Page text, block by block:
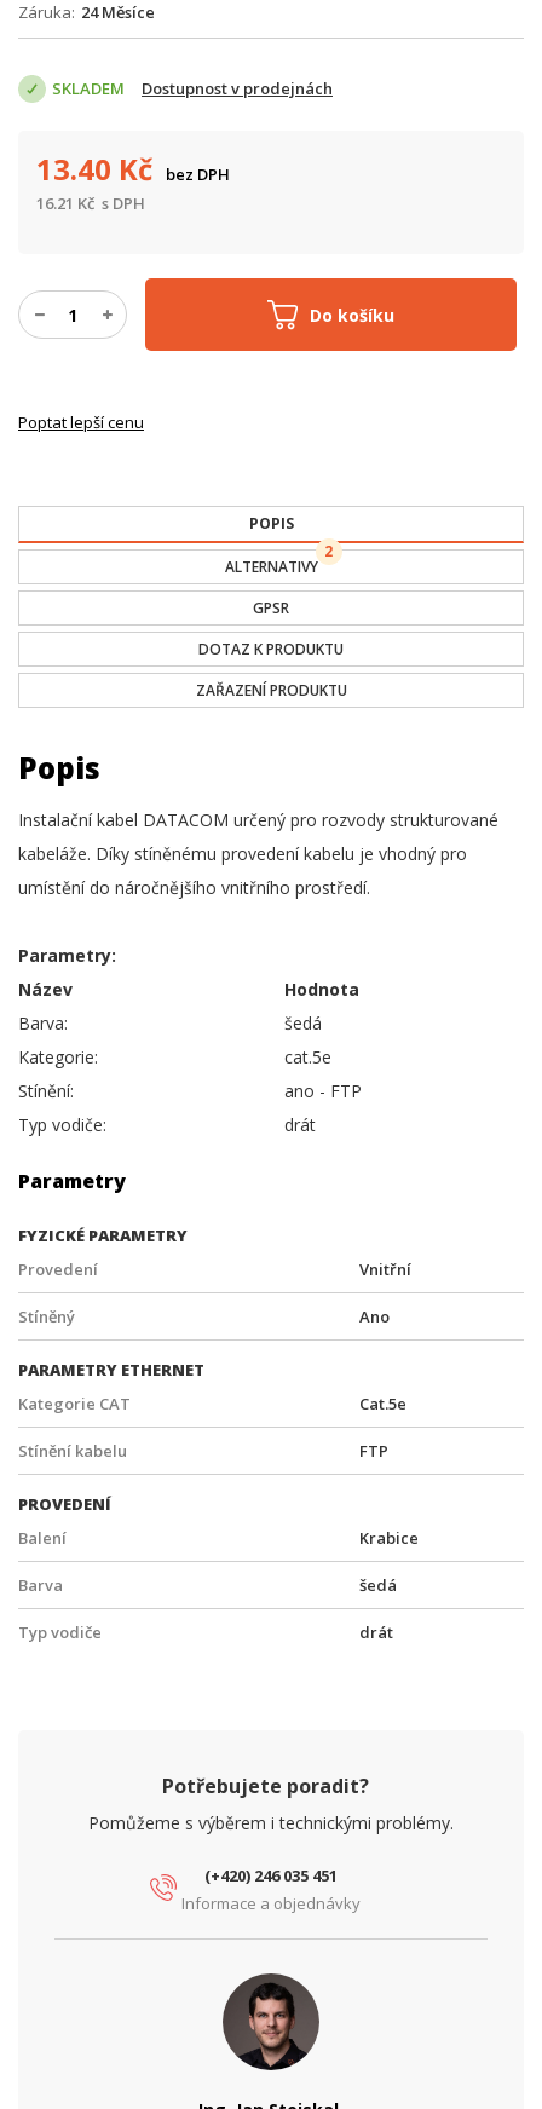
Záruka 24 Měsíce
SKLADEM Dostupnost v prodejnách
Do košíku
13.40 Kč
bez DPH
16.21 Kč s DPH
Poptat lepší cenu
POPIS
ALTERNATIVY
2
GPSR
DOTAZ K PRODUKTU
ZAŘAZENÍ PRODUKTU
Popis
Instalační kabel DATACOM určený pro rozvody strukturované
kabeláže. Díky stíněnému provedení kabelu je vhodný pro
umístění do náročnějšího vnitřního prostředí.
Parametry:
Název
Hodnota
Barva:
šedá
Kategorie:
cat.5e
Stínění:
ano - FTP
Typ vodiče:
drát
Parametry
FYZICKÉ PARAMETRY
Provedení
Vnitřní
Stíněný Ano
PARAMETRY ETHERNET
Kategorie CAT
Cat.5e
Stínění kabelu FTP
PROVEDENÍ
Balení
Krabice
Barva šedá
Typ vodiče drát
Potřebujete poradit?
Pomůžeme s výběrem i technickými problémy.
(+420) 246 035 451
Informace a objednávky